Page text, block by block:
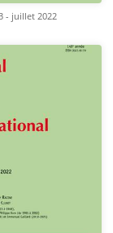
- juillet 2022